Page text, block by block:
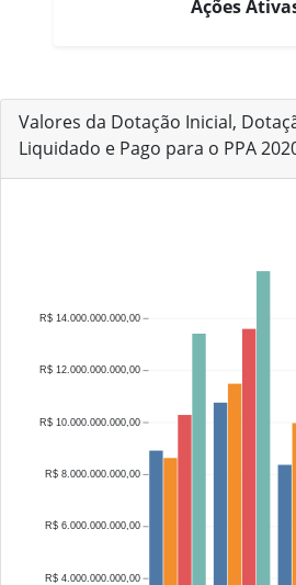
Ações
Valores da Dotação Inicial,
Liquidado e Pago para o PPA
R$ 4.000.000.000,00
R$ 6.000.000.000,00
R$ 8.000.000.000,00
R$ 10.000.000.000,00
R$ 12.000.000.000,00
R$ 14.000.000.000,00